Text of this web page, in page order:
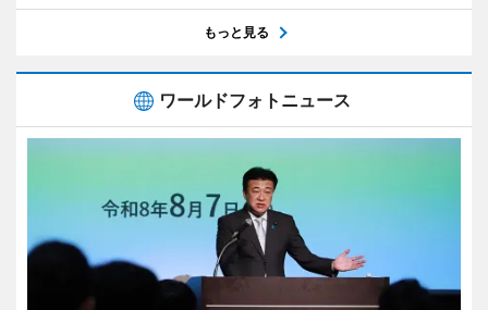
もっと見る
ワールドフォトニュース